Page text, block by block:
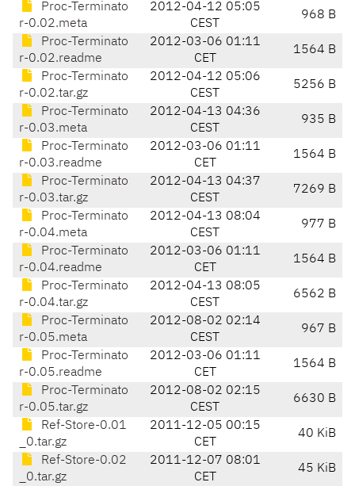
Proc-Terminato
r-0.02.meta
2012-04-12 05:05
CEST
968 B
Proc-Terminato
r-0.02.readme
2012-03-06 01:11
CET
1564 B
Proc-Terminato
r-0.02.tar.gz
2012-04-12 05:06
CEST
5256 B
Proc-Terminato
r-0.03.meta
2012-04-13 04:36
CEST
935 B
Proc-Terminato
r-0.03.readme
2012-03-06 01:11
CET
1564 B
Proc-Terminato
r-0.03.tar.gz
2012-04-13 04:37
CEST
7269 B
Proc-Terminato
r-0.04.meta
2012-04-13 08:04
CEST
977 B
Proc-Terminato
r-0.04.readme
2012-03-06 01:11
CET
1564 B
Proc-Terminato
r-0.04.tar.gz
2012-04-13 08:05
CEST
6562 B
Proc-Terminato
r-0.05.meta
2012-08-02 02:14
CEST
967 B
Proc-Terminato
r-0.05.readme
2012-03-06 01:11
CET
1564 B
Proc-Terminato
r-0.05.tar.gz
2012-08-02 02:15
CEST
6630 B
Ref-Store-0.01
_0.tar.gz
2011-12-05 00:15
CET
40 KiB
Ref-Store-0.02
_0.tar.gz
2011-12-07 08:01
CET
45 KiB